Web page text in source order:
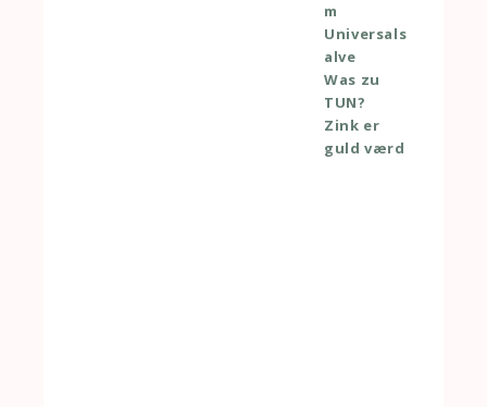
m
Universals
alve
Was zu
TUN?
Zink er
guld værd